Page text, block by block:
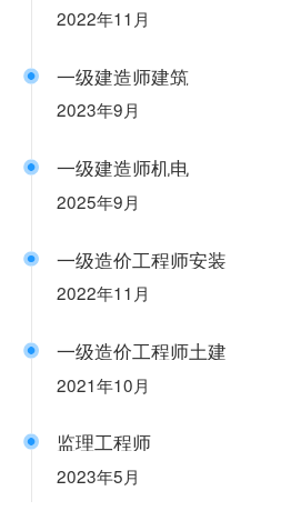
2022年11月
一级建造师建筑
2023年9月
一级建造师机电
2025年9月
一级造价工程师安装
2022年11月
一级造价工程师土建
2021年10月
监理工程师
2023年5月